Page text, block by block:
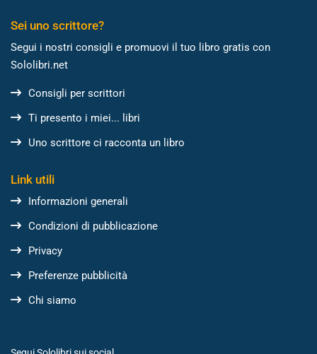
Sei uno scrittore?
Segui i nostri consigli e promuovi il tuo libro gratis con
Sololibri.net
Consigli per scrittori
Ti presento i miei... libri
Uno scrittore ci racconta un libro
Link utili
Informazioni generali
Condizioni di pubblicazione
Privacy
Preferenze pubblicità
Chi siamo